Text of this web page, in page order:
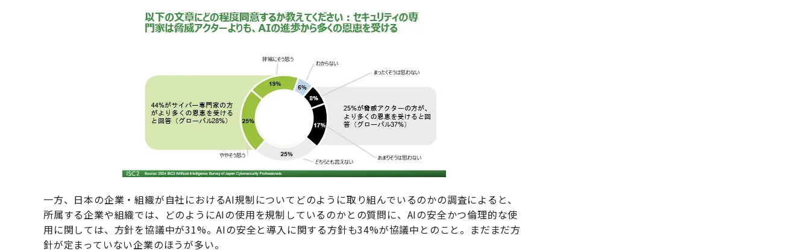
一方、日本の企業・組織が自社におけるAI規制についてどのように取り組んでいるのかの調査によると、
所属する企業や組織では、どのようにAIの使用を規制しているのかとの質問に、AIの安全かつ倫理的な使
用に関しては、方針を協議中が31%。AIの安全と導入に関する方針も34%が協議中とのこと。まだまだ方
針が定まっていない企業のほうが多い。